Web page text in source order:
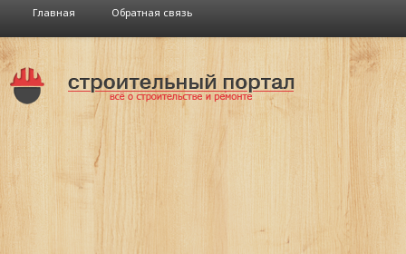
Главная Обратная связь